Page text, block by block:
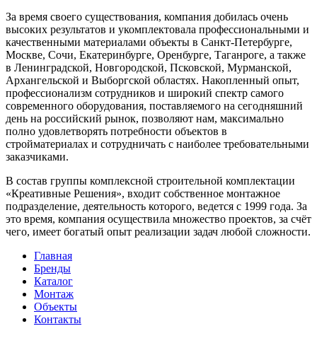
За время своего существования, компания добилась очень
высоких результатов и укомплектовала профессиональными и
качественными материалами объекты в Санкт-Петербурге,
Москве, Сочи, Екатеринбурге, Оренбурге, Таганроге, а также
в Ленинградской, Новгородской, Псковской, Мурманской,
Архангельской и Выборгской областях. Накопленный опыт,
профессионализм сотрудников и широкий спектр самого
современного оборудования, поставляемого на сегодняшний
день на российский рынок, позволяют нам, максимально
полно удовлетворять потребности объектов в
стройматериалах и сотрудничать с наиболее требовательными
заказчиками.
В состав группы комплексной строительной комплектации
«Креативные Решения», входит собственное монтажное
подразделение, деятельность которого, ведется с 1999 года. За
это время, компания осуществила множество проектов, за счёт
чего, имеет богатый опыт реализации задач любой сложности.
Главная
Бренды
Каталог
Монтаж
Объекты
Контакты